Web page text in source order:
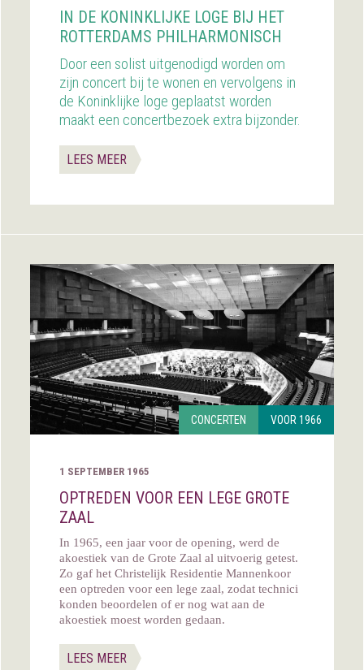
IN DE KONINKLIJKE LOGE BIJ HET
ROTTERDAMS PHILHARMONISCH
Door een solist uitgenodigd worden om
zijn concert bij te wonen en vervolgens in
de Koninklijke loge geplaatst worden
maakt een concertbezoek extra bijzonder.
LEES MEER
CONCERTEN VOOR 1966
1 SEPTEMBER 1965
OPTREDEN VOOR EEN LEGE GROTE
ZAAL
In 1965, een jaar voor de opening, werd de
akoestiek van de Grote Zaal al uitvoerig getest.
Zo gaf het Christelijk Residentie Mannenkoor
een optreden voor een lege zaal, zodat technici
konden beoordelen of er nog wat aan de
akoestiek moest worden gedaan.
LEES MEER